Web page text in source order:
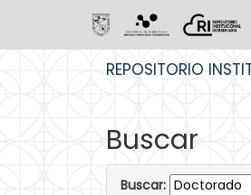
REPOSITORIO
Buscar
Buscar: